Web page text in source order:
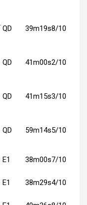
QD 39m19s8/10
QD 41m00s2/10
QD 41m15s3/10
QD 59m14s5/10
E1
38m00s7/10
E1
38m29s4/10